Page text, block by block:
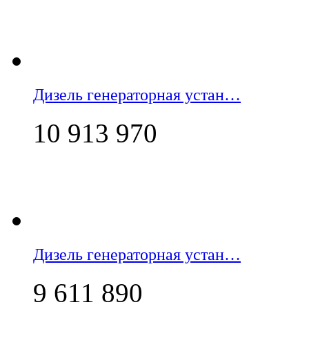
Дизель генераторная устан…
10 913 970
Дизель генераторная устан…
9 611 890